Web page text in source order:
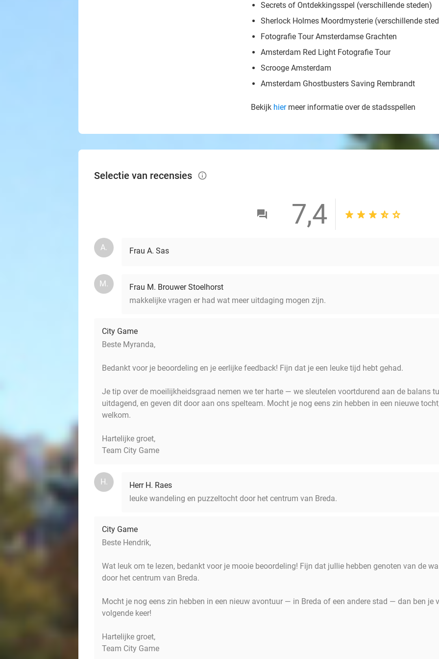
Secrets of Ontdekkingsspel (verschillende steden)
Sherlock Holmes Moordmysterie (verschillende
Fotografie Tour Amsterdamse Grachten
Amsterdam Red Light Fotografie Tour
Scrooge Amsterdam
Amsterdam Ghostbusters Saving Rembrandt
Bekijk hiermeer informatie over de stadsspellen
Selectie van recensies info_outlined
7,4
A. Frau A. Sas
M.
Frau M. Brouwer Stoelhorst
makkelijke vragen er had wat meer uitdaging mogen zijn.
City Game
Beste Myranda,
Bedankt voor je beoordeling en je eerlijke feedback! Fijn dat je een leuke tijd hebt gehad.
Je tip over de moeilijkheidsgraad nemen we ter harte — we sleutelen voortdurend aan de balans
uitdagend, en geven dit door aan ons spelteam. Mocht je nog eens zin hebben in een nieuwe
welkom.
Hartelijke groet,
Team City Game
H.
Herr H. Raes
leuke wandeling en puzzeltocht door het centrum van Breda.
City Game
Beste Hendrik,
Wat leuk om te lezen, bedankt voor je mooie beoordeling! Fijn dat jullie hebben genoten van de
door het centrum van Breda.
Mocht je nog eens zin hebben in een nieuw avontuur — in Breda of een andere stad — dan ben je
volgende keer!
Hartelijke groet,
Team City Game